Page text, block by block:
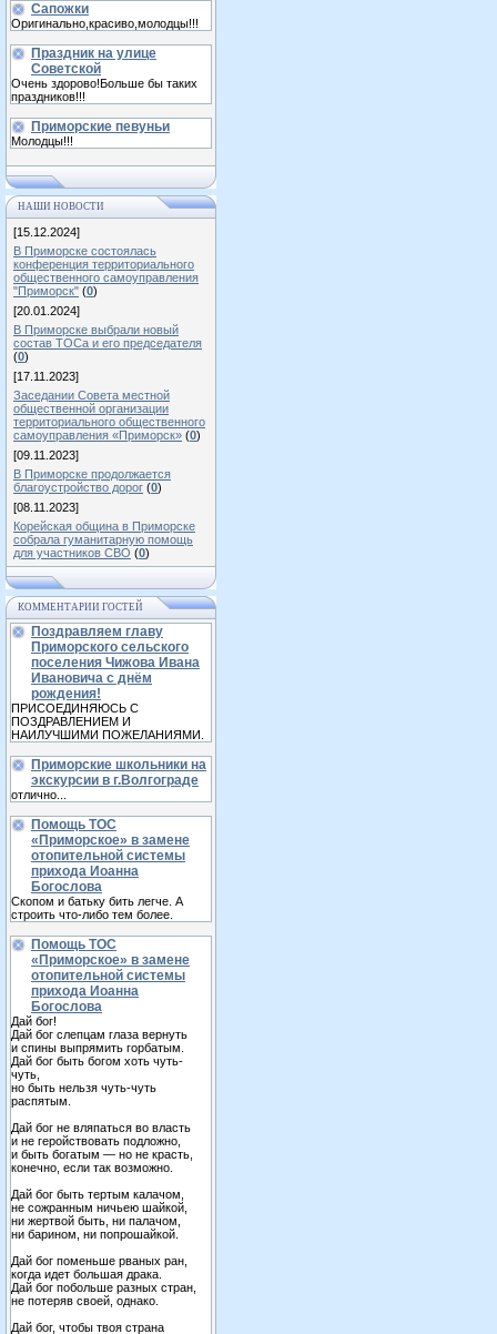
Сапожки
Оригинально,красиво,молодцы!!!
Праздник на улице
Советской
Очень здорово!Больше бы таких
праздников!!!
Приморские певуньи
Молодцы!!!
НАШИ НОВОСТИ
[15.12.2024]
В Приморске состоялась
конференция территориального
общественного самоуправления
"Приморск" (0)
[20.01.2024]
В Приморске выбрали новый
состав ТОСа и его председателя
(0)
[17.11.2023]
Заседании Совета местной
общественной организации
территориального общественного
самоуправления «Приморск» (0)
[09.11.2023]
В Приморске продолжается
благоустройство дорог (0)
[08.11.2023]
Корейская община в Приморске
собрала гуманитарную помощь
для участников СВО (0)
КОММЕНТАРИИ ГОСТЕЙ
Поздравляем главу
Приморского сельского
поселения Чижова Ивана
Ивановича с днём
рождения!
ПРИСОЕДИНЯЮСЬ С
ПОЗДРАВЛЕНИЕМ И
НАИЛУЧШИМИ ПОЖЕЛАНИЯМИ.
Приморские школьники на
экскурсии в г.Волгограде
отлично...
Помощь ТОС
«Приморское» в замене
отопительной системы
прихода Иоанна
Богослова
Скопом и батьку бить легче. А
строить что-либо тем более.
Помощь ТОС
«Приморское» в замене
отопительной системы
прихода Иоанна
Богослова
Дай бог!
Дай бог слепцам глаза вернуть
и спины выпрямить горбатым.
Дай бог быть богом хоть чуть-
чуть,
но быть нельзя чуть-чуть
распятым.
Дай бог не вляпаться во власть
и не геройствовать подложно,
и быть богатым — но не красть,
конечно, если так возможно.
Дай бог быть тертым калачом,
не сожранным ничьею шайкой,
ни жертвой быть, ни палачом,
ни барином, ни попрошайкой.
Дай бог поменьше рваных ран,
когда идет большая драка.
Дай бог побольше разных стран,
не потеряв своей, однако.
Дай бог, чтобы твоя страна